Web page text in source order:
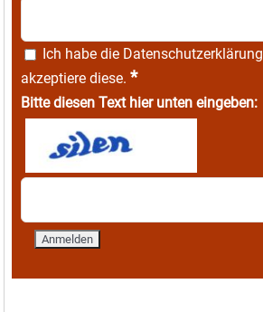
Ich habe die Datenschutzerklärung
akzeptiere diese. *
Bitte diesen Text hier unten eingeben: